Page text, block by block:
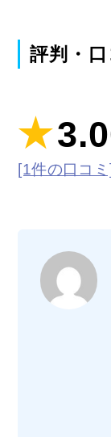
評判・口
[1件の口コミ]